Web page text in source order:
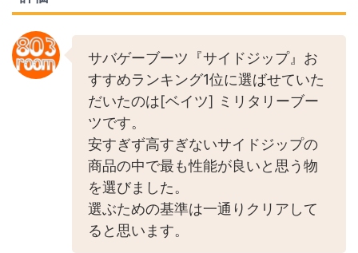
サバゲーブーツ『サイドジップ』お
すすめランキング1位に選ばせていた
だいたのは[ベイツ] ミリタリーブー
ツです。
安すぎず高すぎないサイドジップの
商品の中で最も性能が良いと思う物
を選びました。
選ぶための基準は一通りクリアして
ると思います。